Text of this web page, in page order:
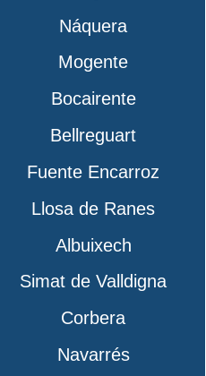
Náquera
Mogente
Bocairente
Bellreguart
Fuente Encarroz
Llosa de Ranes
Albuixech
Simat de Valldigna
Corbera
Navarrés